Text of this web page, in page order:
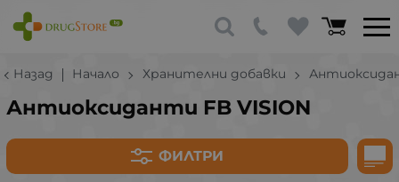
Назад Начало Хранителни добавки
Антиоксиданти FB VISION
ФИЛТРИ